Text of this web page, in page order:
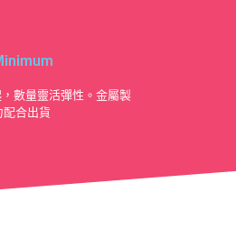
數量靈活彈性。金屬製
配合出貨